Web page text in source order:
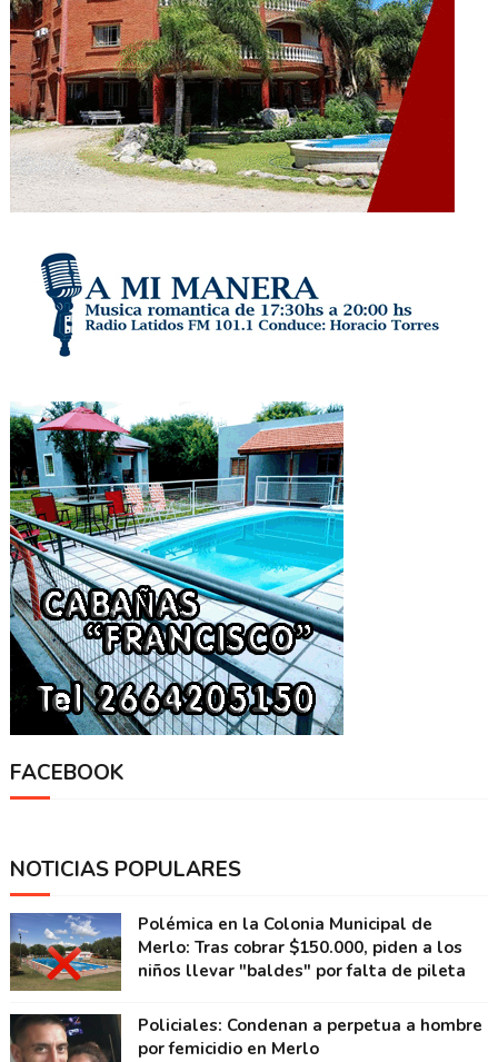
FACEBOOK
NOTICIAS POPULARES
Polémica en la Colonia Municipal de
Merlo: Tras cobrar $150.000, piden a los
niños llevar "baldes" por falta de pileta
Policiales: Condenan a perpetua a hombre
por femicidio en Merlo